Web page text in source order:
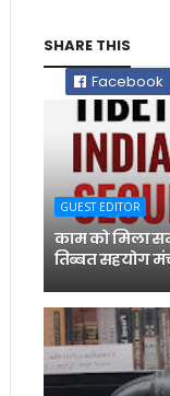
SHARE THIS
Facebook
GUEST EDITOR
काम को मिला
तिब्बत सहयोग मंच